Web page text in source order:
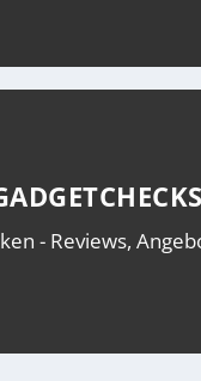
- Reviews,